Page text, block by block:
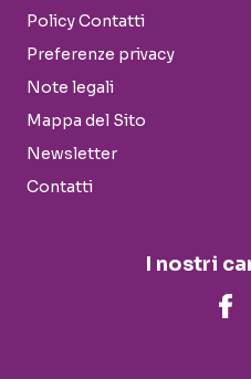
Policy Contatti
Preferenze privacy
Note legali
Mappa del Sito
Newsletter
Contatti
I nostri